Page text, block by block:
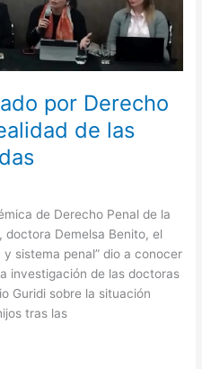
por Derecho
de las
de Derecho Penal de la
doctora Demelsa Benito, el
sistema penal” dio a conocer
investigación de las doctoras
Guridi sobre la situación
tras las